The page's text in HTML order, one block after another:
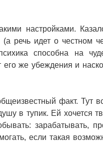
настройками.
(а речь идет о честном
способна на
его же убеждения и
факт. Тут
в тупик. Ей хочется
зарабатывать,
если такая